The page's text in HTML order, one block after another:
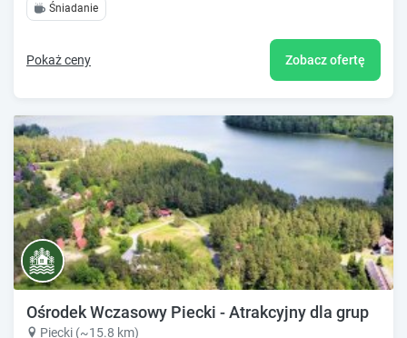
Śniadanie
Pokaż ceny Zobacz ofertę
Ośrodek Wczasowy Piecki - Atrakcyjny dla grup
Piecki (~15.8 km)